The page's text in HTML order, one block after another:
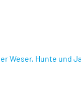
Weser, Hunte und